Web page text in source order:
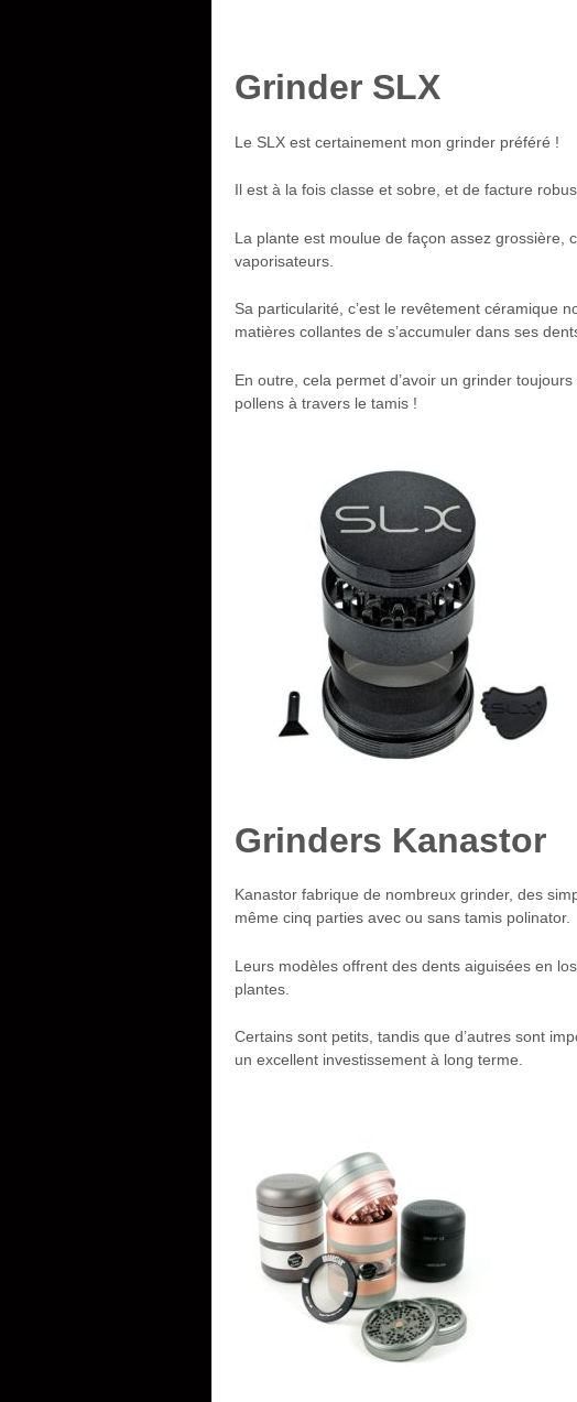
Grinder SLX
Le SLX est certainement mon grinder préféré !
Il est à la fois classe et sobre, et de facture
La plante est moulue de façon assez grossière,
vaporisateurs.
Sa particularité, c’est le revêtement céramique
matières collantes de s’accumuler dans ses
En outre, cela permet d’avoir un grinder
pollens à travers le tamis !
Grinders Kanastor
Kanastor fabrique de nombreux grinder, des
même cinq parties avec ou sans tamis polinator.
Leurs modèles offrent des dents aiguisées en
plantes.
Certains sont petits, tandis que d’autres sont
un excellent investissement à long terme.